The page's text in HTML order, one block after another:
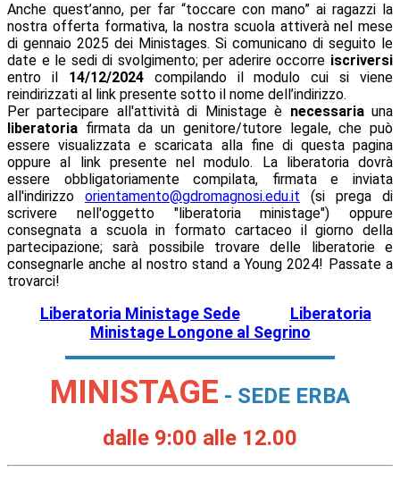
Anche quest’anno, per far “toccare con mano” ai ragazzi la
nostra offerta formativa, la nostra scuola attiverà nel mese
di gennaio 2025 dei Ministages. Si comunicano di seguito le
date e le sedi di svolgimento; per aderire occorre iscriversi
entro il 14/12/2024compilando il modulo cui si viene
reindirizzati al link presente sotto il nome dell’indirizzo.
Per partecipare all'attività di Ministage è necessariauna
liberatoria firmata da un genitore/tutore legale, che può
essere visualizzata e scaricata alla fine di questa pagina
oppure al link presente nel modulo. La liberatoria dovrà
essere obbligatoriamente compilata, firmata e inviata
all'indirizzo orientamento@gdromagnosi.edu.it (si prega di
scrivere nell'oggetto "liberatoria ministage") oppure
consegnata a scuola in formato cartaceo il giorno della
partecipazione; sarà possibile trovare delle liberatorie e
consegnarle anche al nostro stand a Young 2024! Passate a
trovarci!
Liberatoria Ministage Sede
Liberatoria
Ministage Longone al Segrino
MINISTAGE - SEDE ERBA
dalle 9:00 alle 12.00